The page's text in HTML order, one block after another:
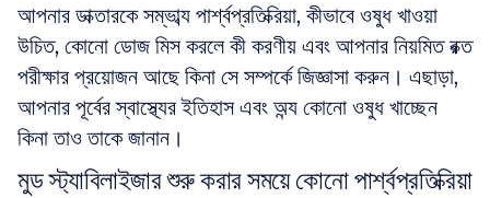
আপনার ডাক্তারকে সম্ভাব্য পার্শ্বপ্রতিক্রিয়া, কীভাবে ওষুধ খাওয়া
উচিত, কোনো ডোজ মিস করলে কী করণীয় এবং আপনার নিয়মিত রক্ত
পরীক্ষার প্রয়োজন আছে কিনা সে সম্পর্কে জিজ্ঞাসা করুন। এছাড়া,
আপনার পূর্বের স্বাস্থ্যের ইতিহাস এবং অন্য কোনো ওষুধ খাচ্ছেন
কিনা তাও তাকে জানান।
মুড স্ট্যাবিলাইজার শুরু করার সময়ে কোনো পার্শ্বপ্রতিক্রিয়া